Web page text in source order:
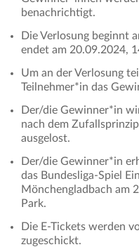
benachrichtigt.
Die Verlosung beginnt
endet am 20.09.2024,
Um an der Verlosung
Teilnehmer*in das
Der/die Gewinner*in
nach dem
ausgelost.
Der/die Gewinner*in
das Bundesliga-Spiel
Mönchengladbach am
Park.
Die E-Tickets werden
zugeschickt.